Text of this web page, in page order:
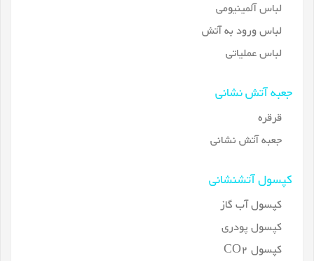
لباس آلمینیومی
لباس ورود به آتش
لباس عملیاتی
جعبه آتش نشانی
قرقره
جعبه آتش نشانی
کپسول آتشنشانی
کپسول آب گاز
کپسول پودری
کپسول CO2